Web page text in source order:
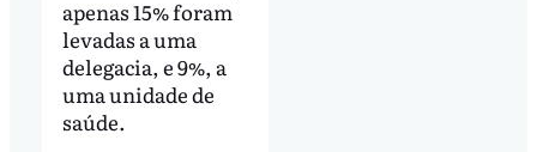
apenas 15% foram
levadas a uma
delegacia, e 9%, a
uma unidade de
saúde.